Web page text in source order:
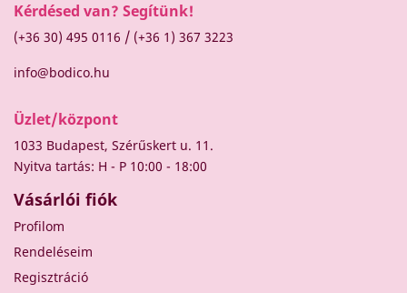
Kérdésed van? Segítünk!
(+36 30) 495 0116 / (+36 1) 367 3223
info@bodico.hu
Üzlet/központ
1033 Budapest, Szérűskert u. 11.
Nyitva tartás: H - P 10:00 - 18:00
Vásárlói fiók
Profilom
Rendeléseim
Regisztráció